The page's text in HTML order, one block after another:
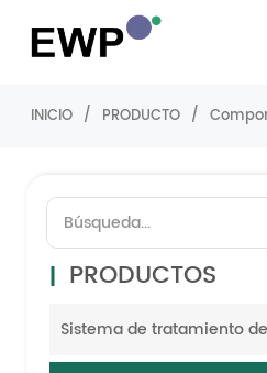
INICIO / PRODUCTO /
PRODUCTOS
Sistema de tratamiento